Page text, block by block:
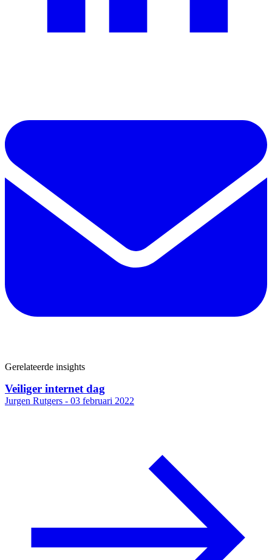
Gerelateerde insights
Veiliger internet dag
Jurgen Rutgers - 03 februari 2022